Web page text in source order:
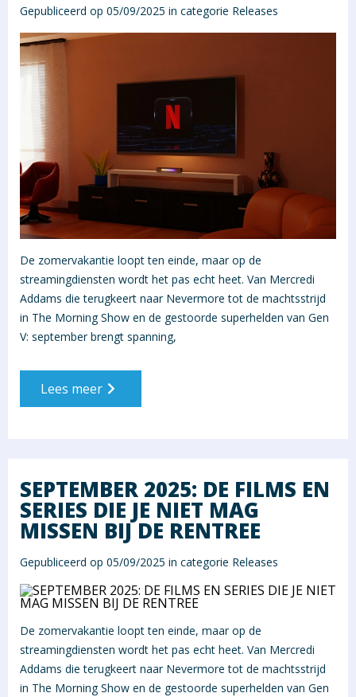
Gepubliceerd op 05/09/2025 in categorie Releases
De zomervakantie loopt ten einde, maar op de
streamingdiensten wordt het pas echt heet. Van Mercredi
Addams die terugkeert naar Nevermore tot de machtsstrijd
in The Morning Show en de gestoorde superhelden van Gen
V: september brengt spanning,
Lees meer
SEPTEMBER 2025: DE FILMS EN
SERIES DIE JE NIET MAG
MISSEN BIJ DE RENTREE
Gepubliceerd op 05/09/2025 in categorie Releases
De zomervakantie loopt ten einde, maar op de
streamingdiensten wordt het pas echt heet. Van Mercredi
Addams die terugkeert naar Nevermore tot de machtsstrijd
in The Morning Show en de gestoorde superhelden van Gen